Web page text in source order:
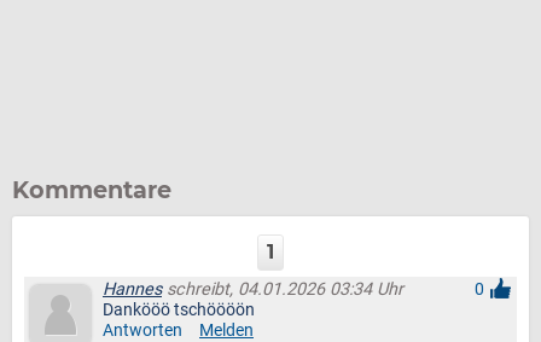
Kommentare
1
Hannesschreibt, 04.01.2026 03:34 Uhr
0
Dankööö tschöööön
Antworten
Melden